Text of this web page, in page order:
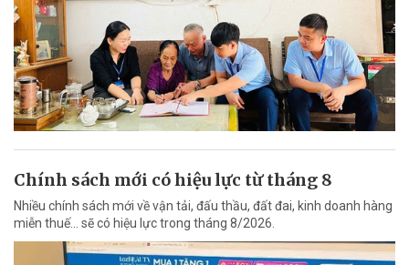
Chính sách mới có hiệu lực từ tháng 8
Nhiều chính sách mới về vận tải, đấu thầu, đất đai, kinh doanh hàng
miễn thuế... sẽ có hiệu lực trong tháng 8/2026.